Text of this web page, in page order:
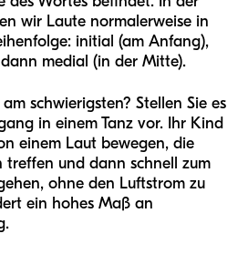
wir Laute normalerweise in
initial (am Anfang),
medial (in der Mitte).
schwierigsten? Stellen Sie es
in einem Tanz vor. Ihr Kind
einem Laut bewegen, die
treffen und dann schnell zum
ohne den Luftstrom zu
ein hohes Maß an